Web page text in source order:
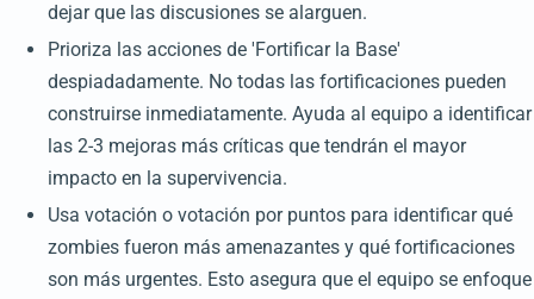
dejar que las discusiones se alarguen.
Prioriza las acciones de 'Fortificar la Base'
despiadadamente. No todas las fortificaciones pueden
construirse inmediatamente. Ayuda al equipo a identificar
las 2-3 mejoras más críticas que tendrán el mayor
impacto en la supervivencia.
Usa votación o votación por puntos para identificar qué
zombies fueron más amenazantes y qué fortificaciones
son más urgentes. Esto asegura que el equipo se enfoque